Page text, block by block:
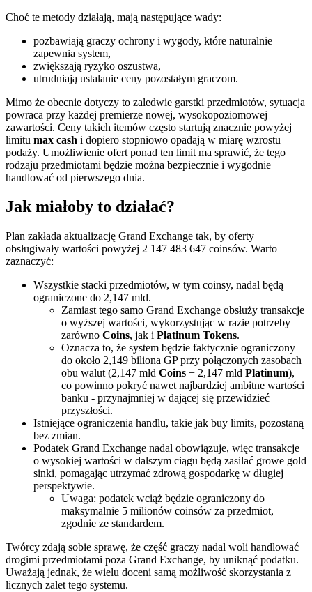
Choć te metody działają, mają następujące wady:
pozbawiają graczy ochrony i wygody, które naturalnie
zapewnia system,
zwiększają ryzyko oszustwa,
utrudniają ustalanie ceny pozostałym graczom.
Mimo że obecnie dotyczy to zaledwie garstki przedmiotów, sytuacja
powraca przy każdej premierze nowej, wysokopoziomowej
zawartości. Ceny takich itemów często startują znacznie powyżej
limitu max cash i dopiero stopniowo opadają w miarę wzrostu
podaży. Umożliwienie ofert ponad ten limit ma sprawić, że tego
rodzaju przedmiotami będzie można bezpiecznie i wygodnie
handlować od pierwszego dnia.
Jak miałoby to działać?
Plan zakłada aktualizację Grand Exchange tak, by oferty
obsługiwały wartości powyżej 2 147 483 647 coinsów. Warto
zaznaczyć:
Wszystkie stacki przedmiotów, w tym coinsy, nadal będą
ograniczone do 2,147 mld.
Zamiast tego samo Grand Exchange obsłuży transakcje
o wyższej wartości, wykorzystując w razie potrzeby
zarówno Coins, jak i Platinum Tokens.
Oznacza to, że system będzie faktycznie ograniczony
do około 2,149 biliona GP przy połączonych zasobach
obu walut (2,147 mld Coins + 2,147 mld Platinum),
co powinno pokryć nawet najbardziej ambitne wartości
banku - przynajmniej w dającej się przewidzieć
przyszłości.
Istniejące ograniczenia handlu, takie jak buy limits, pozostaną
bez zmian.
Podatek Grand Exchange nadal obowiązuje, więc transakcje
o wysokiej wartości w dalszym ciągu będą zasilać growe gold
sinki, pomagając utrzymać zdrową gospodarkę w długiej
perspektywie.
Uwaga: podatek wciąż będzie ograniczony do
maksymalnie 5 milionów coinsów za przedmiot,
zgodnie ze standardem.
Twórcy zdają sobie sprawę, że część graczy nadal woli handlować
drogimi przedmiotami poza Grand Exchange, by uniknąć podatku.
Uważają jednak, że wielu doceni samą możliwość skorzystania z
licznych zalet tego systemu.